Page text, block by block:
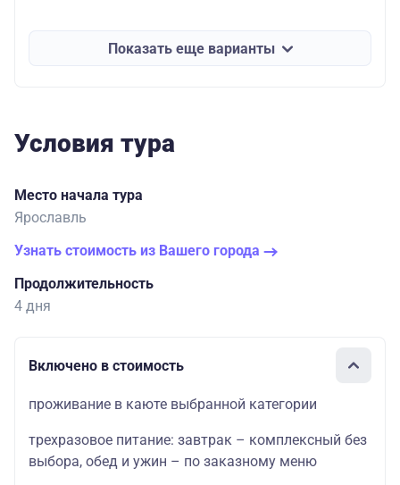
Показать еще варианты
Условия тура
Место начала тура
Ярославль
Узнать стоимость из Вашего города
Продолжительность
4 дня
Включено в стоимость
проживание в каюте выбранной категории
трехразовое питание: завтрак – комплексный без
выбора, обед и ужин – по заказному меню